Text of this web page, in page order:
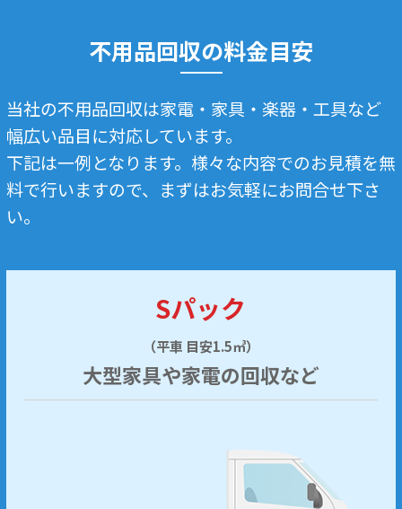
不用品回収の料金目安
当社の不用品回収は家電・家具・楽器・工具など
幅広い品目に対応しています。
下記は一例となります。様々な内容でのお見積を無
料で行いますので、まずはお気軽にお問合せ下さ
い。
Sパック
（平車 目安1.5㎥）
大型家具や家電の回収など